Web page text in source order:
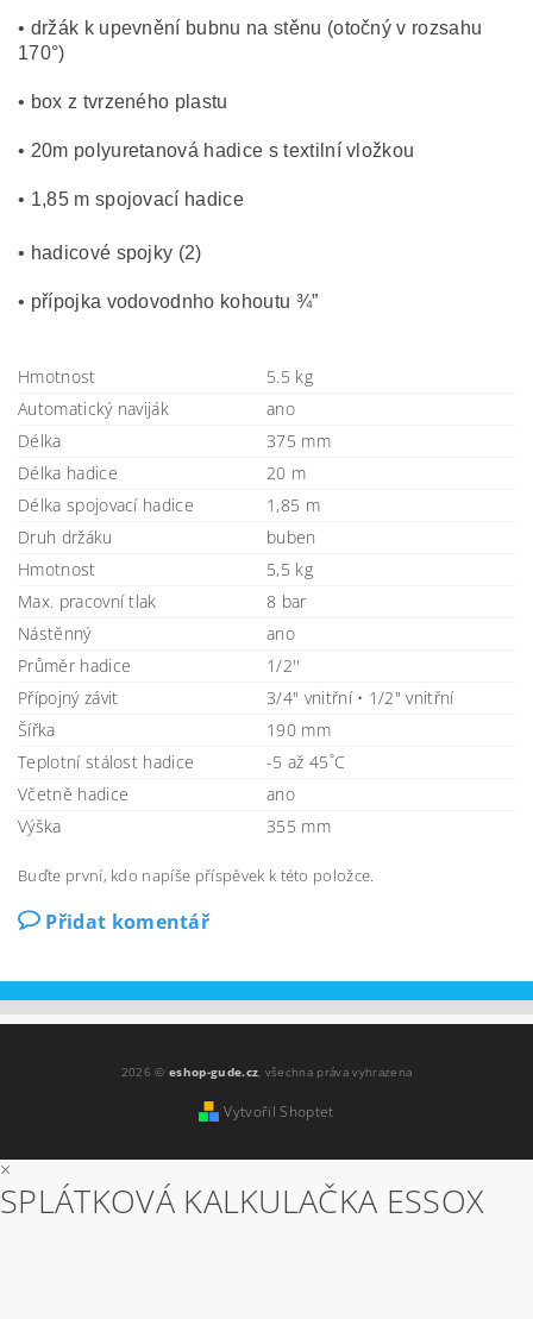
• držák k upevnění bubnu na stěnu (otočný v rozsahu
170°)
• box z tvrzeného plastu
• 20m polyuretanová hadice s textilní vložkou
• 1,85 m spojovací hadice
• hadicové spojky (2)
• přípojka vodovodnho kohoutu ¾”
Hmotnost
5.5 kg
Automatický naviják
ano
Délka
375 mm
Délka hadice
20 m
Délka spojovací hadice
1,85 m
Druh držáku
buben
Hmotnost
5,5 kg
Max. pracovní tlak
8 bar
Nástěnný
ano
Průměr hadice
1/2''
Přípojný závit
3/4" vnitřní • 1/2" vnitřní
Šířka
190 mm
Teplotní stálost hadice
-5 až 45˚C
Včetně hadice
ano
Výška
355 mm
Buďte první, kdo napíše příspěvek k této položce.
Přidat komentář
2026 ©eshop-gude.cz, všechna práva vyhrazena
Vytvořil Shoptet
×
SPLÁTKOVÁ KALKULAČKA ESSOX